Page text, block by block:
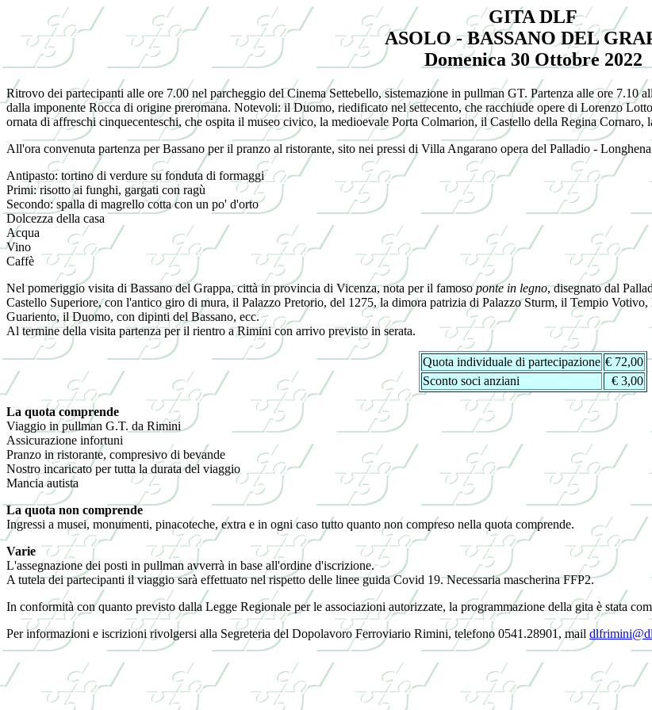
GITA DLF
ASOLO - BASSANO DEL
Domenica 30 Ottobre 2022
Ritrovo dei partecipanti alle ore 7.00 nel parcheggio del Cinema Settebello, sistemazione in pullman GT. Partenza alle ore 7.10
dalla imponente Rocca di origine preromana. Notevoli: il Duomo, riedificato nel settecento, che racchiude opere di Lorenzo
ornata di affreschi cinquecenteschi, che ospita il museo civico, la medioevale Porta Colmarion, il Castello della Regina Cornaro,
All'ora convenuta partenza per Bassano per il pranzo al ristorante, sito nei pressi di Villa Angarano opera del Palladio -
Antipasto: tortino di verdure su fonduta di formaggi
Primi: risotto ai funghi, gargati con ragù
Secondo: spalla di magrello cotta con un po' d'orto
Dolcezza della casa
Acqua
Vino
Caffè
Nel pomeriggio visita di Bassano del Grappa, città in provincia di Vicenza, nota per il famosoponte in legno, disegnato dal
Castello Superiore, con l'antico giro di mura, il Palazzo Pretorio, del 1275, la dimora patrizia di Palazzo Sturm, il Tempio
Guariento, il Duomo, con dipinti del Bassano, ecc.
Al termine della visita partenza per il rientro a Rimini con arrivo previsto in serata.
Quota individuale di partecipazione € 72,00
Sconto soci anziani
€ 3,00
La quota comprende
Viaggio in pullman G.T. da Rimini
Assicurazione infortuni
Pranzo in ristorante, compresivo di bevande
Nostro incaricato per tutta la durata del viaggio
Mancia autista
La quota non comprende
Ingressi a musei, monumenti, pinacoteche, extra e in ogni caso tutto quanto non compreso nella quota comprende.
Varie
L'assegnazione dei posti in pullman avverrà in base all'ordine d'iscrizione.
A tutela dei partecipanti il viaggio sarà effettuato nel rispetto delle linee guida Covid 19. Necessaria mascherina FFP2.
In conformità con quanto previsto dalla Legge Regionale per le associazioni autorizzate, la programmazione della gita è stata
Per informazioni e iscrizioni rivolgersi alla Segreteria del Dopolavoro Ferroviario Rimini, telefono 0541.28901, mail